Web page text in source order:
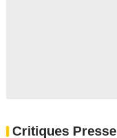
Critiques Presse